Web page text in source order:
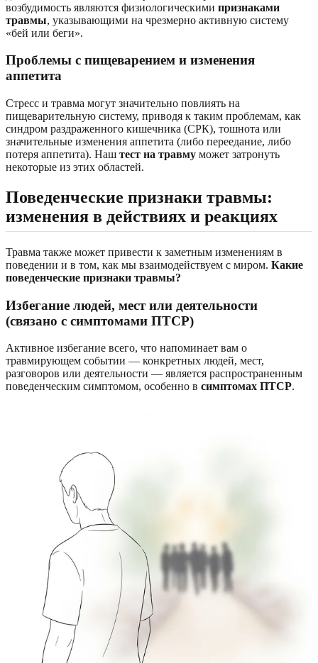
возбудимость являются физиологическими признаками
травмы, указывающими на чрезмерно активную систему
«бей или беги».
Проблемы с пищеварением и изменения
аппетита
Стресс и травма могут значительно повлиять на
пищеварительную систему, приводя к таким проблемам, как
синдром раздраженного кишечника (СРК), тошнота или
значительные изменения аппетита (либо переедание, либо
потеря аппетита). Наш тест на травму может затронуть
некоторые из этих областей.
Поведенческие признаки травмы:
изменения в действиях и реакциях
Травма также может привести к заметным изменениям в
поведении и в том, как мы взаимодействуем с миром. Какие
поведенческие признаки травмы?
Избегание людей, мест или деятельности
(связано с симптомами ПТСР)
Активное избегание всего, что напоминает вам о
травмирующем событии — конкретных людей, мест,
разговоров или деятельности — является распространенным
поведенческим симптомом, особенно в симптомах ПТСР.